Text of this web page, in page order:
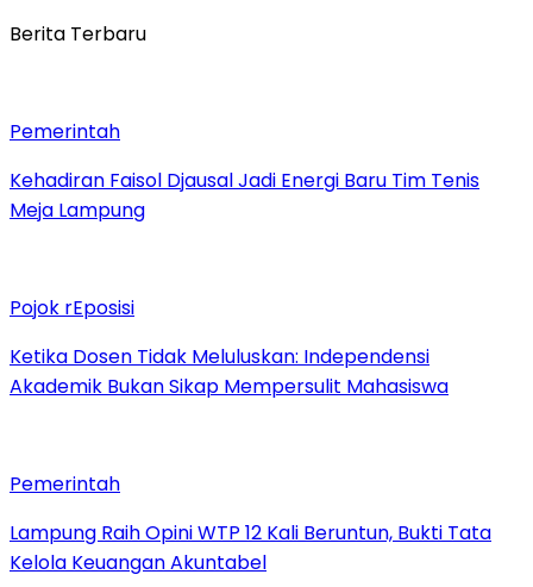
Berita Terbaru
Pemerintah
Kehadiran Faisol Djausal Jadi Energi Baru Tim Tenis
Meja Lampung
Pojok rEposisi
Ketika Dosen Tidak Meluluskan: Independensi
Akademik Bukan Sikap Mempersulit Mahasiswa
Pemerintah
Lampung Raih Opini WTP 12 Kali Beruntun, Bukti Tata
Kelola Keuangan Akuntabel